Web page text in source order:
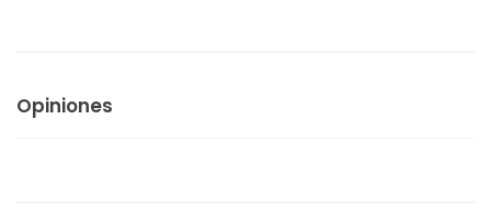
Opiniones